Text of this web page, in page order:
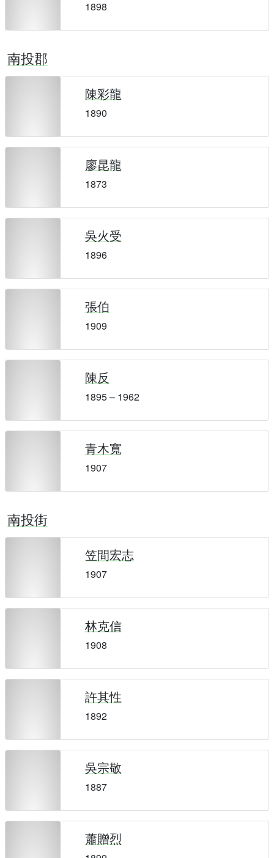
1898
南投郡
陳彩龍
1890
廖昆龍
1873
吳火受
1896
張伯
1909
陳反
1895 – 1962
青木寬
1907
南投街
笠間宏志
1907
林克信
1908
許其性
1892
吳宗敬
1887
蕭贈烈